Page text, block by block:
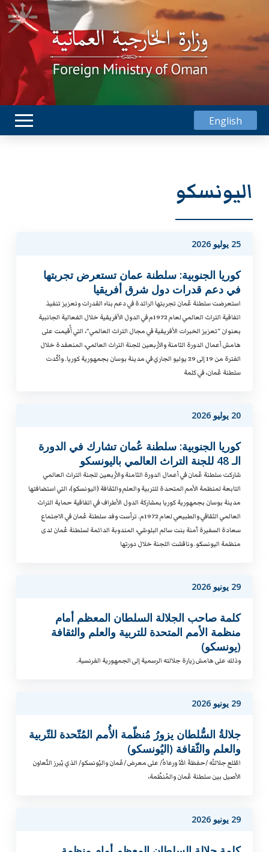
English
اليونسكو
25 يوليو 2026
كوريا الجنوبية: سلطنة عمان تستعرض تجربتها
في دعم قدرات دول شرق أفريقيا
استعرضت سلطنة عُمان تجربتها الرائدة في دعم بناء القدرات وتعزيز تنفيذ
اتفاقية التراث العالمي لعام 1972م في الدول الأفريقية خلال الفعالية الجانبية
بعنوان “تعزيز الخبرات الأفريقية في مجال التراث العالمي”، التي أُقيمت على
هامش أعمال الدورة الثامنة والأربعين للجنة التراث العالمي، المنعقدة خلال
الفترة من 19 إلى 29 يوليو الجاري في مدينة بوسان بجمهورية كوريا. وأكّدت
سلطنة عُمان، في كلمة
20 يوليو 2026
كوريا الجنوبية: سلطنة عُمان تشارك في الدورة
الـ 48 للجنة التراث العالمي باليونسكو
شاركت سلطنة عُمان في أعمال الدورة الثامنة والأربعين للجنة التراث العالمي
التابعة لمنظمة الأمم المتحدة للتربية والعلم والثقافة (اليونسكو)، التي استضافتها
مدينة بوسان بجمهورية كوريا بمشاركة الدول الأطراف في اتفاقية حماية التراث
العالمي الثقافي والطبيعي لعام 1972م. ترأست وفد سلطنة عُمان في الاجتماع
سعادة السفيرة آمنة بنت سالم البلوشي، المندوبة الدائمة لسلطنة عُمان لدى
منظمة اليونسكو. وناقشت اللجنة خلال دورتها
29 يونيو 2026
كلمة صاحب الجلالة السلطان المعظم أمام
منظمة الأمم المتحدة للتربية والعلم والثقافة
(يونسكو)
وذلك على هامش زيارة جلالته الرسمية إلى الجمهورية الفرنسية.
29 يونيو 2026
جلالةُ السُّلطان يزورُ مُنظّمة الأُمم المُتّحدة للتّربية
والعلم والثّقافة (اليُونسكو)
اطّلع جلالتُه /حفظهُ اللهُ ورعاهُ/ على معرض /عُمان واليُونسكو/ الذي يُبرز التّعاون
الأصيل بين سلطنة عُمان والمُنظّمة،
29 يونيو 2026